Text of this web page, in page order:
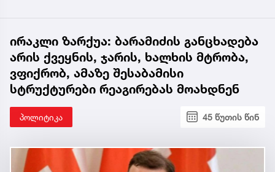
ირაკლი ზარქუა: ბარამიძის განცხადება
არის ქვეყნის, ჯარის, ხალხის მტრობა,
ვფიქრობ, ამაზე შესაბამისი
სტრუქტურები რეაგირებას მოახდნენ
პოლიტიკა 45 წუთის წინ